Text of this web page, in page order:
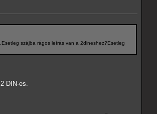
szájba rágos leírás van a 2dineshez?Esetleg
DIN-es.